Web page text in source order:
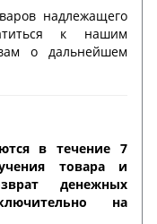
надлежащего
к нашим
о дальнейшем
в течение 7
товара и
денежных
на